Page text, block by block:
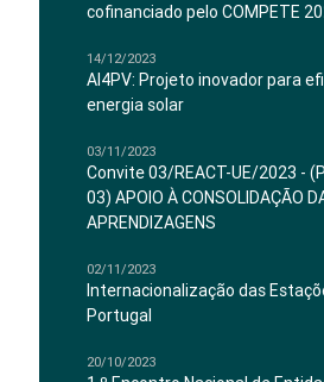
cofinanciado pelo COMPETE
14/12/2023
AI4PV: Projeto inovador para
energia solar
03/11/2023
Convite 03/REACT-UE/2023 -
03) APOIO À CONSOLIDAÇÃO
APRENDIZAGENS
02/11/2023
Internacionalização das
Portugal
20/10/2023